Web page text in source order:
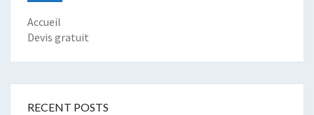
Accueil
Devis gratuit
RECENT POSTS